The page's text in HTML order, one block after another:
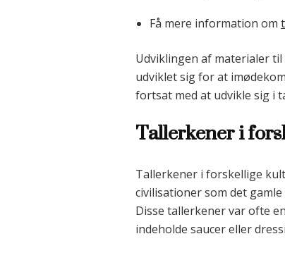
Få mere information om
Udviklingen af materialer
udviklet sig for at
fortsat med at udvikle sig i
Tallerkener i
Tallerkener i forskellige
civilisationer som det
Disse tallerkener var ofte
indeholde saucer eller